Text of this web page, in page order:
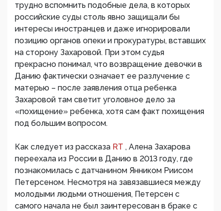
трудно вспомнить подобные дела, в которых
российские суды столь явно защищали бы
интересы иностранцев и даже игнорировали
позицию органов опеки и прокуратуры, вставших
на сторону Захаровой. При этом судья
прекрасно понимал, что возвращение девочки в
Данию фактически означает ее разлучение с
матерью – после заявления отца ребенка
Захаровой там светит уголовное дело за
«похищение» ребенка, хотя сам факт похищения
под большим вопросом.
Как следует из рассказа RT , Алена Захарова
переехала из России в Данию в 2013 году, где
познакомилась с датчанином Янником Риисом
Петерсеном. Несмотря на завязавшиеся между
молодыми людьми отношения, Петерсен с
самого начала не был заинтересован в браке с